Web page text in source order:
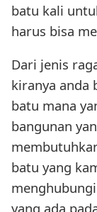
batu kali
harus bisa
Dari jenis
kiranya anda
batu mana
bangunan
batu yang
yang ada